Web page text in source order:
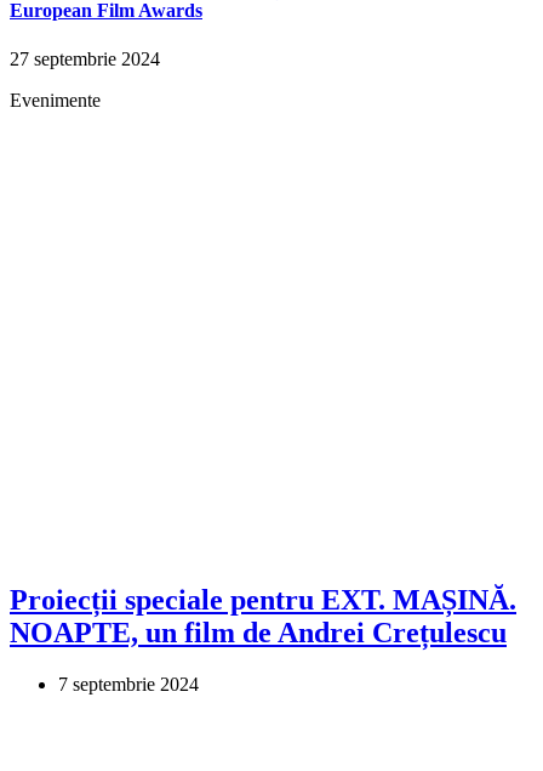
European Film Awards
27 septembrie 2024
Evenimente
Proiecții speciale pentru EXT. MAȘINĂ.
NOAPTE, un film de Andrei Crețulescu
7 septembrie 2024